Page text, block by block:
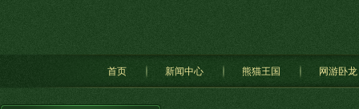
首页 新闻中心 熊猫王国 网游卧龙